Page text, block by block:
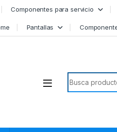
Componentes para servicio
Pantallas
Search for: